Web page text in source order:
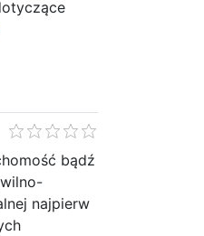
bądź
najpierw